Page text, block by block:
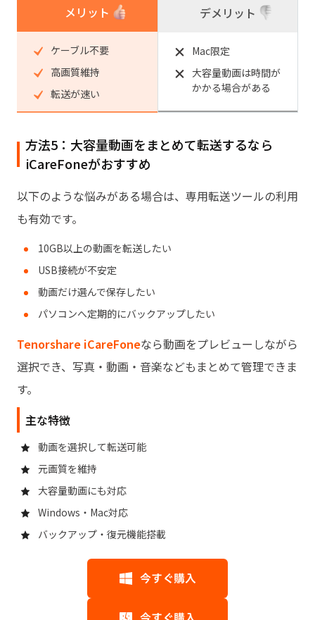
メリット
ケーブル不要
高画質維持
転送が速い
デメリット
Mac限定
大容量動画は時間が
かかる場合がある
方法5：大容量動画をまとめて転送するなら
iCareFoneがおすすめ
以下のような悩みがある場合は、専用転送ツールの利用
も有効です。
10GB以上の動画を転送したい
USB接続が不安定
動画だけ選んで保存したい
パソコンへ定期的にバックアップしたい
Tenorshare iCareFoneなら動画をプレビューしながら
選択でき、写真・動画・音楽などもまとめて管理できま
す。
主な特徴
動画を選択して転送可能
元画質を維持
大容量動画にも対応
Windows・Mac対応
バックアップ・復元機能搭載